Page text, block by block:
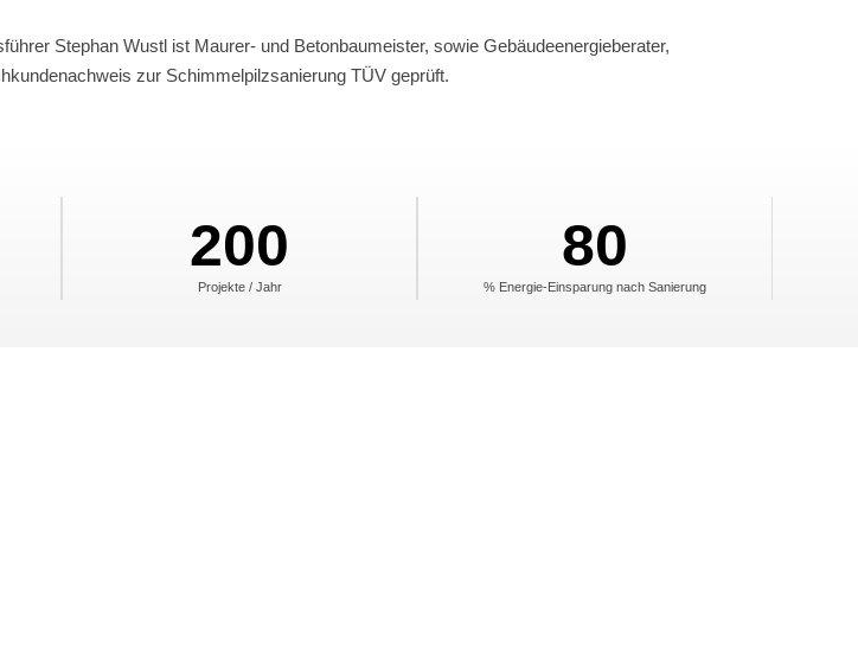
Stephan Wustl ist Maurer- und Betonbaumeister, sowie Gebäudeenergieberater,
zur Schimmelpilzsanierung TÜV geprüft.
200
Projekte / Jahr
80
% Energie-Einsparung nach Sanierung